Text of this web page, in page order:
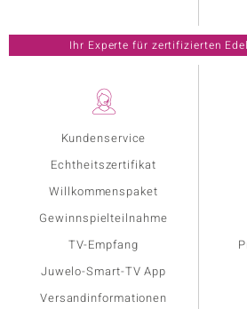
Kundenservice
Echtheitszertifikat
Willkommenspaket
Gewinnspielteilnahme
TV-Empfang
Juwelo-Smart-TV App
Versandinformationen
Ihr Experte für zertifizierten